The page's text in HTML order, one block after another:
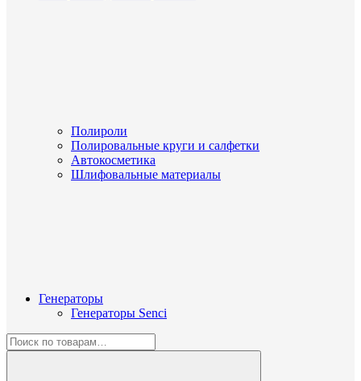
Полироли
Полировальные круги и салфетки
Автокосметика
Шлифовальные материалы
Генераторы
Генераторы Senci